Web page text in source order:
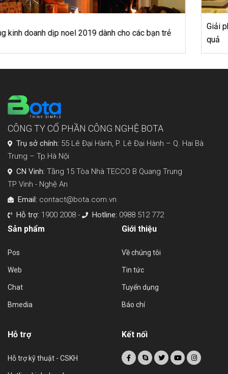
Giải pháp quản lý kho hàng hóa trong siêu thị mini hiệu
CÔNG TY CỔ PHẦN CÔNG NGHỆ BOTA
Trụ sở chính: 55 Lê Đại Hành, P. Lê Đại Hành – Q. Hai Bà
Trưng – Tp.Hà Nội
CN Vinh: Tầng 15 Tòa Nhà TECCO B Quang Trung
TP Vinh - Nghệ An
Email: contact@bota.com.vn
Hỗ trợ: 1900 2008 - Hotline: 0988 512 772
Sản phẩm
Pos
Web
Chat
Bmedia
Giới thiệu
Về chúng tôi
Tin tức
Tuyển dụng
Báo chí
Hỗ trợ
Hỗ trợ kỹ thuật - CSKH
Kết nối